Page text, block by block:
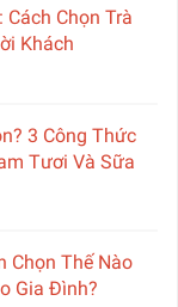
Cách Chọn Trà
Khách
3 Công Thức
Tươi Và Sữa
Chọn Thế Nào
Gia Đình?